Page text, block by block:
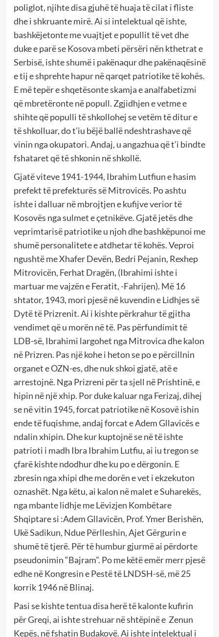
poliglot, njihte disa gjuhë të huaja të cilat i fliste
dhe i shkruante mirë. Ai si intelektual që ishte,
bashkëjetonte me vuajtjet e popullit të vet dhe
duke e parë se Kosova mbeti përsëri nën kthetrat e
Serbisë, ishte shumë i pakënaqur dhe pakënaqësinë
e tij e shprehte hapur në qarqet patriotike të kohës.
E më tepër e shqetësonte skamja e analfabetizmi
që mbretëronte në popull. Zgjidhjen e vetme e
shihte që populli të shkollohej se vetëm të ditur e
të shkolluar, do t’iu bëjë ballë ndeshtrashave që
vinin nga okupatori. Andaj, u angazhua që t’i bindte
fshataret që të shkonin në shkollë.
Gjatë viteve 1941-1944, Ibrahim Lutfiun e hasim
prefekt të prefekturës së Mitrovicës. Po ashtu
ishte i dalluar në mbrojtjen e kufijve verior të
Kosovës nga sulmet e çetnikëve. Gjatë jetës dhe
veprimtarisë patriotike u njoh dhe bashkëpunoi me
shumë personalitete e atdhetar të kohës. Veproi
ngushtë me Xhafer Devën, Bedri Pejanin, Rexhep
Mitrovicën, Ferhat Dragën, (Ibrahimi ishte i
martuar me vajzën e Feratit, -Fahrijen). Më 16
shtator, 1943, mori pjesë në kuvendin e Lidhjes së
Dytë të Prizrenit. Ai i kishte përkrahur të gjitha
vendimet që u morën në të. Pas përfundimit të
LDB-së, Ibrahimi largohet nga Mitrovica dhe kalon
në Prizren. Pas një kohe i heton se po e përcillnin
organet e OZN-es, dhe nuk shkoi gjatë, atë e
arrestojnë. Nga Prizreni për ta sjell në Prishtinë, e
hipin në një xhip. Por duke kaluar nga Ferizaj, dihej
se në vitin 1945, forcat patriotike në Kosovë ishin
ende të fuqishme, andaj forcat e Adem Gllavicës e
ndalin xhipin. Dhe kur kuptojnë se në të ishte
patrioti i madh Ibra Ibrahim Lutfiu, ai iu tregon se
çfarë kishte ndodhur dhe ku po e dërgonin. E
zbresin nga xhipi dhe me dorën e vet i ekzekuton
oznashët. Nga këtu, ai kalon në malet e Suharekës,
nga mbante lidhje me Lëvizjen Kombëtare
Shqiptare si :Adem Gllavicën, Prof. Ymer Berishën,
Ukë Sadikun, Ndue Përlleshin, Ajet Gërgurin e
shumë të tjerë. Për të humbur gjurmë ai përdorte
pseudonimin “Bajram”. Po me këtë emër merr pjesë
edhe në Kongresin e Pestë të LNDSH-së, më 25
korrik 1946 në Blinaj.
Pasi se kishte tentua disa herë të kalonte kufirin
për Greqi, ai ishte strehuar në shtëpinë e Zenun
Kepës, në fshatin Budakovë. Ai ishte intelektual i